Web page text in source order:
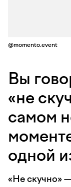
@momento.event
Вы
«не
самом
одной
«Не скучно»